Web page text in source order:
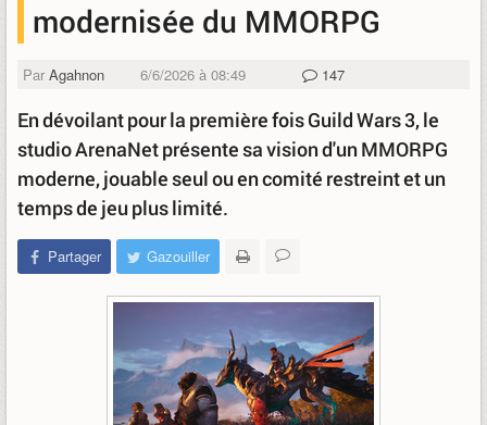
modernisée du MMORPG
Par Agahnon 6/6/2026 à 08:49 147
En dévoilant pour la première fois Guild Wars 3, le
studio ArenaNet présente sa vision d'un MMORPG
moderne, jouable seul ou en comité restreint et un
temps de jeu plus limité.
Partager Gazouiller